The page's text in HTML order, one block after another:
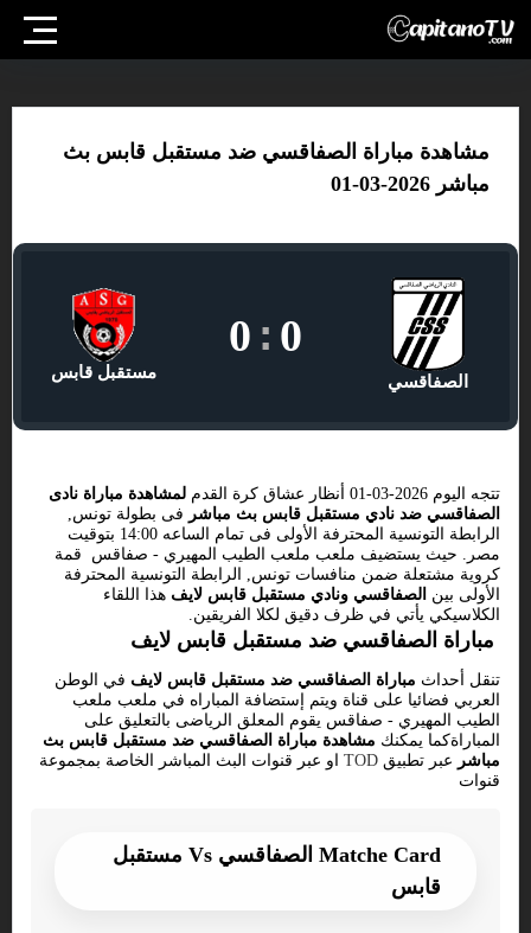
مشاهدة مباراة الصفاقسي ضد مستقبل قابس بث
مباشر 2026-03-01
الصفاقسي
0
:
0
مستقبل قابس
تتجه اليوم 2026-03-01 أنظار عشاق كرة القدم
لمشاهدة مباراة نادى
الصفاقسي ضد نادي مستقبل قابس بث مباشر فى بطولة تونس,
الرابطة التونسية المحترفة الأولى فى تمام الساعه 14:00 بتوقيت
مصر. حيث يستضيف ملعب ملعب الطيب المهيري - صفاقس قمة
كروية مشتعلة ضمن منافسات تونس, الرابطة التونسية المحترفة
الأولى بين الصفاقسي ونادي مستقبل قابس لايف هذا اللقاء
الكلاسيكي يأتي في ظرف دقيق لكلا الفريقين.
مباراة الصفاقسي ضد مستقبل قابس لايف
تنقل أحداث مباراة الصفاقسي ضد مستقبل قابس لايف في الوطن
العربي فضائيا على قناة ويتم إستضافة المباراه في ملعب ملعب
الطيب المهيري - صفاقس يقوم المعلق الرياضى بالتعليق على
المباراةكما يمكنك مشاهدة مباراة الصفاقسي ضد مستقبل قابس بث
مباشر عبر تطبيق TOD او عبر قنوات البث المباشر الخاصة بمجموعة
قنوات
Matche Card الصفاقسي Vs مستقبل
قابس